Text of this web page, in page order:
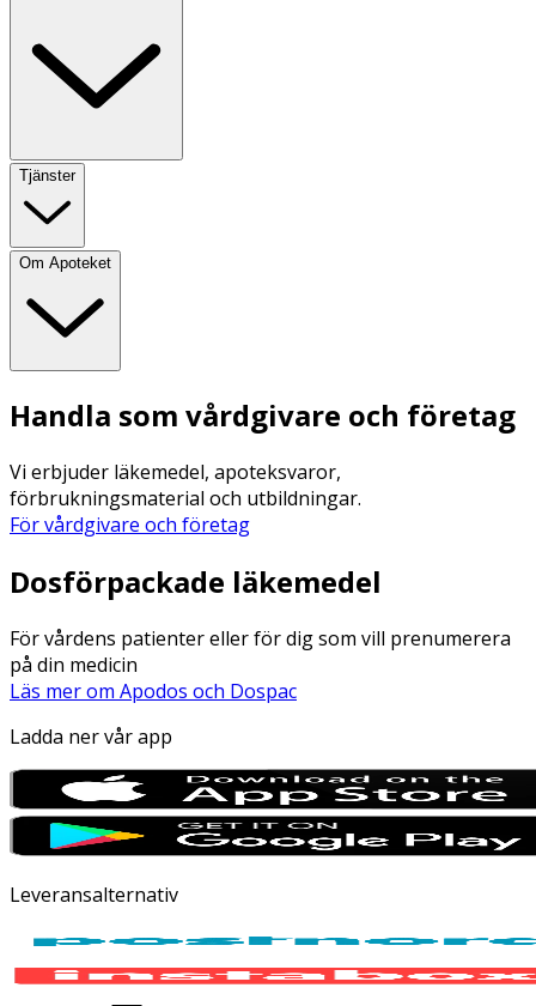
Tjänster
Om Apoteket
Handla som vårdgivare och företag
Vi erbjuder läkemedel, apoteksvaror,
förbrukningsmaterial och utbildningar.
För vårdgivare och företag
Dosförpackade läkemedel
För vårdens patienter eller för dig som vill prenumerera
på din medicin
Läs mer om Apodos och Dospac
Ladda ner vår app
Leveransalternativ